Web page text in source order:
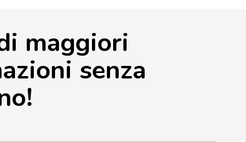
maggiori
senza